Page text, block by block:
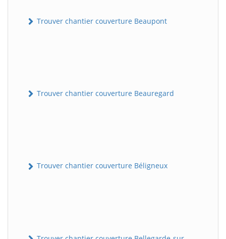
Trouver chantier couverture Beaupont
Trouver chantier couverture Beauregard
Trouver chantier couverture Béligneux